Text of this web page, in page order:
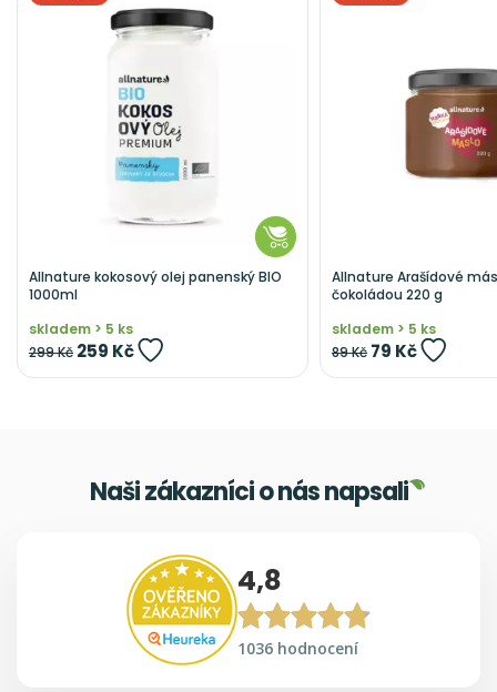
Allnature kokosový olej panenský BIO
1000ml
skladem > 5 ks
299 Kč 259 Kč
Allnature Arašídové
čokoládou 220 g
skladem > 5 ks
89 Kč 79 Kč
Naši zákazníci o nás napsali
4,8
1036 hodnocení